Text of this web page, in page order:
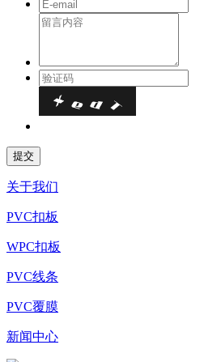
关于我们
PVC扣板
WPC扣板
PVC线条
PVC覆膜
新闻中心